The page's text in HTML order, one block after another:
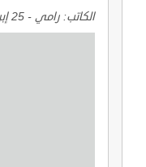
الكاتب: رامي - 25 إبريل, 2021